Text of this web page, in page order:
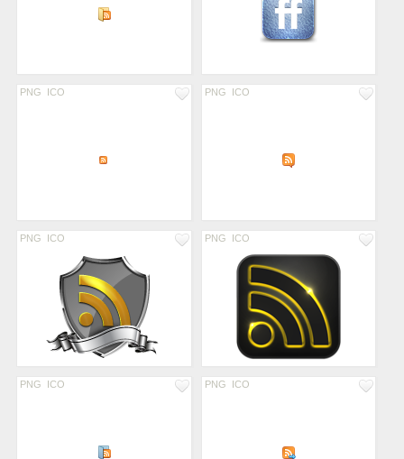
PNG ICO PNG ICO
PNG ICO PNG ICO
PNG ICO PNG ICO